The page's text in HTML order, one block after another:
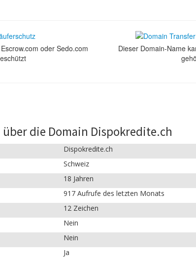
oder Sedo.com
Dieser Domain-Name
die Domain Dispokredite.ch
Dispokredite.ch
Schweiz
18 Jahren
917 Aufrufe des letzten Monats
12 Zeichen
Nein
Nein
Ja